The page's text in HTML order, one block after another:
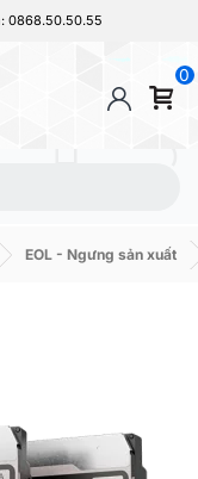
0868.50.50.55
0
EOL - Ngưng sản xuất